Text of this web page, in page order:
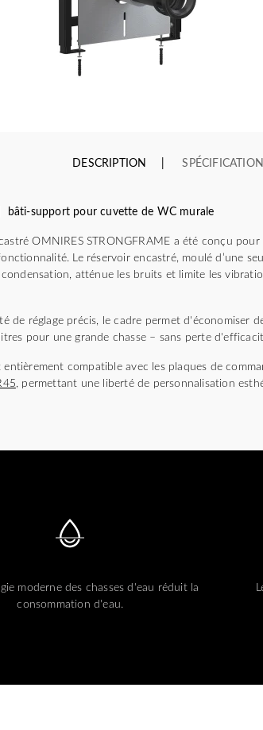
DESCRIPTION SPÉCIFICATION
bâti-support pour cuvette de WC murale
OMNIRES STRONGFRAME a été conçu
Le réservoir encastré, moulé d’une
condensation, atténue les bruits et limite les
de réglage précis, le cadre permet d'économiser
pour une grande chasse – sans perte
compatible avec les plaques de
, permettant une liberté de personnalisation
moderne des chasses d'eau réduit la
consommation d'eau.